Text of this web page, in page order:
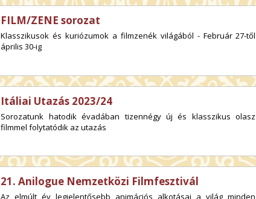
FILM/ZENE sorozat
Klasszikusok és kuriózumok a filmzenék világából - Február 27-től
április 30-ig
Itáliai Utazás 2023/24
Sorozatunk hatodik évadában tizennégy új és klasszikus olasz
filmmel folytatódik az utazás
21. Anilogue Nemzetközi Filmfesztivál
Az elmúlt év legjelentősebb animációs alkotásai a világ minden